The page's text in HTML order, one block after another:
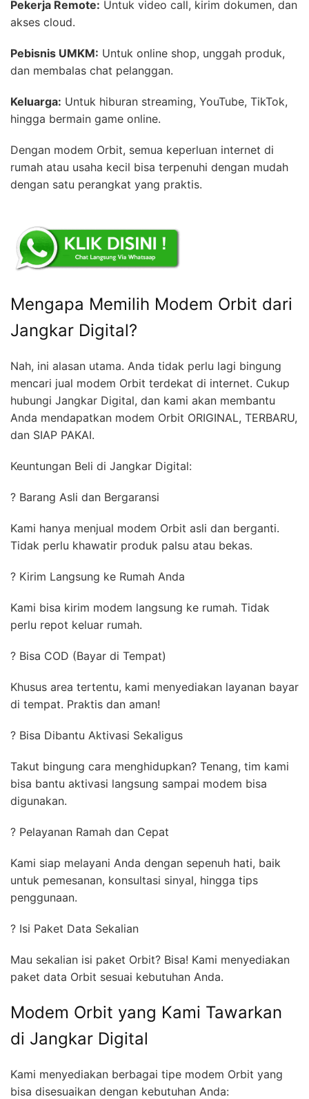
Pekerja Remote: Untuk video call, kirim dokumen, dan
akses cloud.
Pebisnis UMKM: Untuk online shop, unggah produk,
dan membalas chat pelanggan.
Keluarga: Untuk hiburan streaming, YouTube, TikTok,
hingga bermain game online.
Dengan modem Orbit, semua keperluan internet di
rumah atau usaha kecil bisa terpenuhi dengan mudah
dengan satu perangkat yang praktis.
Mengapa Memilih Modem Orbit dari
Jangkar Digital?
Nah, ini alasan utama. Anda tidak perlu lagi bingung
mencari jual modem Orbit terdekat di internet. Cukup
hubungi Jangkar Digital, dan kami akan membantu
Anda mendapatkan modem Orbit ORIGINAL, TERBARU,
dan SIAP PAKAI.
Keuntungan Beli di Jangkar Digital:
? Barang Asli dan Bergaransi
Kami hanya menjual modem Orbit asli dan berganti.
Tidak perlu khawatir produk palsu atau bekas.
? Kirim Langsung ke Rumah Anda
Kami bisa kirim modem langsung ke rumah. Tidak
perlu repot keluar rumah.
? Bisa COD (Bayar di Tempat)
Khusus area tertentu, kami menyediakan layanan bayar
di tempat. Praktis dan aman!
? Bisa Dibantu Aktivasi Sekaligus
Takut bingung cara menghidupkan? Tenang, tim kami
bisa bantu aktivasi langsung sampai modem bisa
digunakan.
? Pelayanan Ramah dan Cepat
Kami siap melayani Anda dengan sepenuh hati, baik
untuk pemesanan, konsultasi sinyal, hingga tips
penggunaan.
? Isi Paket Data Sekalian
Mau sekalian isi paket Orbit? Bisa! Kami menyediakan
paket data Orbit sesuai kebutuhan Anda.
Modem Orbit yang Kami Tawarkan
di Jangkar Digital
Kami menyediakan berbagai tipe modem Orbit yang
bisa disesuaikan dengan kebutuhan Anda: